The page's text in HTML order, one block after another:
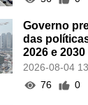
Governo
das
2026 e 2030
2026-08-04
76
0